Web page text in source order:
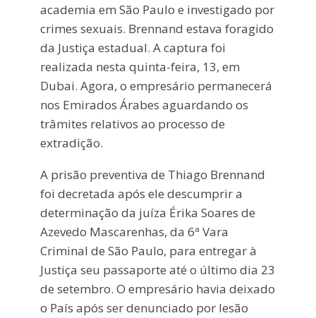
academia em São Paulo e investigado por
crimes sexuais. Brennand estava foragido
da Justiça estadual. A captura foi
realizada nesta quinta-feira, 13, em
Dubai. Agora, o empresário permanecerá
nos Emirados Árabes aguardando os
trâmites relativos ao processo de
extradição.
A prisão preventiva de Thiago Brennand
foi decretada após ele descumprir a
determinação da juíza Érika Soares de
Azevedo Mascarenhas, da 6ª Vara
Criminal de São Paulo, para entregar à
Justiça seu passaporte até o último dia 23
de setembro. O empresário havia deixado
o País após ser denunciado por lesão